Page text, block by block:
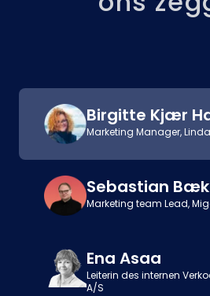
Birgitte Kjær
Marketing Manager,
Sebastian Bæk
Marketing team Lead,
Ena Asaa
Leiterin des internen
A/S